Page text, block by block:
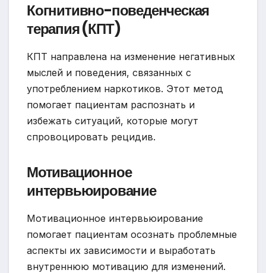
Когнитивно-поведенческая
терапия (КПТ)
КПТ направлена на изменение негативных
мыслей и поведения, связанных с
употреблением наркотиков. Этот метод
помогает пациентам распознать и
избежать ситуаций, которые могут
спровоцировать рецидив.
Мотивационное
интервьюирование
Мотивационное интервьюирование
помогает пациентам осознать проблемные
аспекты их зависимости и выработать
внутреннюю мотивацию для изменений.